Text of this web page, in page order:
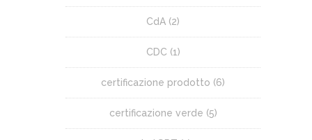
CdA (2)
CDC (1)
certificazione prodotto (6)
certificazione verde (5)